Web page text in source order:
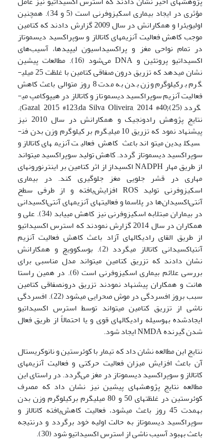
مؤثری در ایجاد بیماری اسکیزوفرنی است (5 و 34). همچنین
اولیویئرا و همکارانش در سال 2009 گزارش دادند که کتامین
موجب کاهش فعالیت آنزیم‏های کاتالاز و سوپراکسید دیسموتاز
در تمام نواحی مغز و پراکسیداسیون لیپیدها، آسیب‌های
اکسیداتیو پروتئین و DNA می‌شود (16). مطالعات پیشین
نشان می­دهد که تزریق درون صفاقی کتامین با غلظت 25 میلی­
گرم برکیلوگرم وزن بدن به مدت 8 روز متوالی باعث کاهش
فعالیت آنزیم سوپراکسید دیسموتاز و کاتالاز در هیپوکامپ می­
گردد (25){Gazal, 2015 #123;da Silva Oliveira, 2014 #40}.
نتایج پژوهش رادونجیک و همکارانش در سال 2010 نیز
پیشنهاد نمود که تزریق 10 میلی­گرم بر کیلوگرم وزن بدن فن­
سیکلیدین می­تواند باعث کاهش فعالیت آنزیم­های کاتالاز و
سوپراکسید دیسموتاز گردد. کاهش تولید سوپراکسید می‏تواند
از طریق مهار NADPH اکسیداز از اثر کتامین بر اینترنورون­های
مهاری در قشر جلویی مغز جلوگیری کند. در بیماری
اسکیزوفرنی تولید ROS افزایش‌یافته و از طرفی سطح
آنتی‌اکسیدان‌ها در پلاسما و فعالیت‏های آنزیم‏های آنتی‌اکسیدانی
در بیماران مبتلابه اسکیزوفرنی نیز کاهش می­یابد (34). علی و
همکاران در سال 2014 گزارش نمودند که استرس اکسیداتیو
از طریق القای رادیکال‏های آزاد باعث کاهش فعالیت آنزیم
آنتی‏اکسیدانی کاتالاز می­گردد (2). بوسکوویچ و همکارانش
نشان دادند که تزریق کتامین می­تواند مدل مناسبی برای
بررسی علائم بیماری اسکیزوفرنی است (6). در همین راستا
هانت و همکاران پیشنهاد نمودند تزریق درون‏صفاقی کتامین
سبب بروز افسردگی در موش صحرایی می­شود (22). افسردگی
ناشی از تزریق کتامین می­تواند توسط استرس اکسیداتیو
ایجادشده به­وسیله رادیکال­های قوی و یا احتمالاً از طریق فعال
شدن گیرنده NMDA ایجاد شود.
نتایج این مطالعه نشان داد که تیمار با کوئرستین و نانوکریستال
آن باعث افزایش میزان فعالیت حرکتی و فعالیت آنزیم­های
کاتالاز و سوپراکسید دیسموتاز در مغز ‏می‌گردد. در راستای این
مطالعه نتایج پژوهش‏های پیشین نیز نشان داد که مصرف
کوئرستین در غلظت‏های 50 و 80 میلی­گرم برکیلوگرم وزن بدن
به­مدت 45 روز باعث می‍شود، فعالیت کاهش‌یافته کاتالاز و
سوپراکسید دیسموتاز به حالت اولیه خود برگردد و درنتیجه
باعث بهبود آسیب ناشی از استرس اکسیداتیو شود (30).